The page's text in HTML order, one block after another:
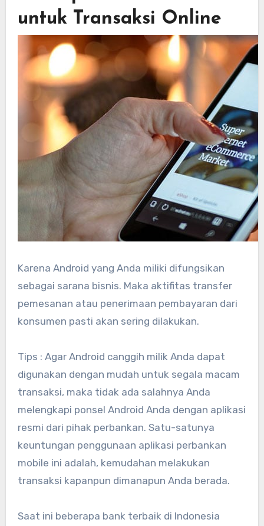
untuk Transaksi Online
Karena Android yang Anda miliki difungsikan
sebagai sarana bisnis. Maka aktifitas transfer
pemesanan atau penerimaan pembayaran dari
konsumen pasti akan sering dilakukan.
Tips : Agar Android canggih milik Anda dapat
digunakan dengan mudah untuk segala macam
transaksi, maka tidak ada salahnya Anda
melengkapi ponsel Android Anda dengan aplikasi
resmi dari pihak perbankan. Satu-satunya
keuntungan penggunaan aplikasi perbankan
mobile ini adalah, kemudahan melakukan
transaksi kapanpun dimanapun Anda berada.
Saat ini beberapa bank terbaik di Indonesia